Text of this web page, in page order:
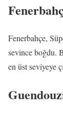
Fenerbahçe,
sevince boğdu.
en üst seviyeye